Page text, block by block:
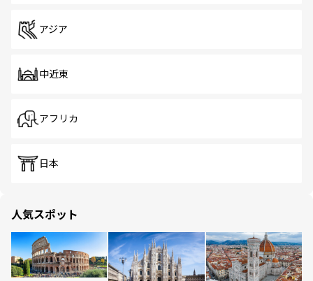
アジア
中近東
アフリカ
日本
人気スポット